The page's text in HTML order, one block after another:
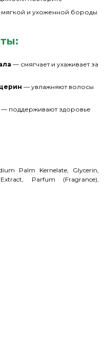
мягкой и ухоженной бороды
— смягчает и ухаживает за
— увлажняют волосы
— поддерживают здоровье
Palm Kernelate, Glycerin,
Parfum (Fragrance),